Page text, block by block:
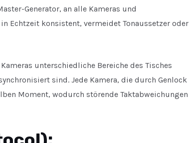
Generator, an alle Kameras und
Echtzeit konsistent, vermeidet Tonaussetzer oder
unterschiedliche Bereiche des Tisches
sind. Jede Kamera, die durch Genlock
Moment, wodurch störende Taktabweichungen